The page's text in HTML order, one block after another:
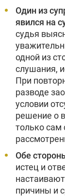
Один из
явился на
судья
одной из
слушания,
При
разводе
условии
решение о
только сам
Обе
истец и
причины и